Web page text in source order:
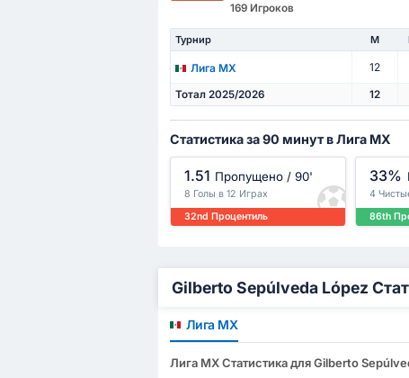
169 Игроков
Турнир М
Лига МХ 12
Тотал 2025/2026 12
Статистика за 90 минут в Лига МХ
1.51 Пропущено / 90'
8 Голы в 12 Играх
32nd Процентиль
33%
4
86th
Gilberto Sepúlveda López
Лига МХ
Лига МХ Статистика для Gilberto